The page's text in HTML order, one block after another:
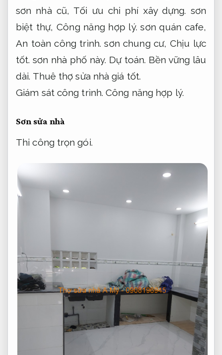
sơn nhà cũ, Tối ưu chi phí xây dựng. sơn
biệt thự,Công năng hợp lý. sơn quán cafe,
An toàn công trình. sơn chung cư, Chịu lực
tốt. sơn nhà phố này. Dự toán. Bền vững lâu
dài. Thuê thợ sửa nhà giá tốt.
Giám sát công trình. Công năng hợp lý.
Sơn sửa nhà
Thi công trọn gói.